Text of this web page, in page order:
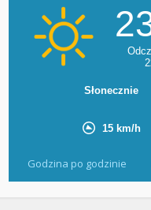
Godzina po godzinie